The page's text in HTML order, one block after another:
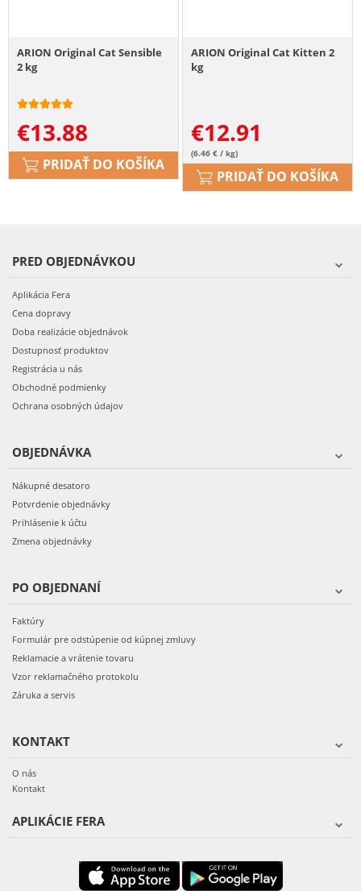
ARION Original Cat Sensible
2 kg
€13.88
PRIDAŤ DO KOŠÍKA
ARION Original Cat Kitten 2
kg
€12.91
(6.46 € / kg)
PRIDAŤ DO KOŠÍKA
PRED OBJEDNÁVKOU
Aplikácia Fera
Cena dopravy
Doba realizácie objednávok
Dostupnosť produktov
Registrácia u nás
Obchodné podmienky
Ochrana osobných údajov
OBJEDNÁVKA
Nákupné desatoro
Potvrdenie objednávky
Prihlásenie k účtu
Zmena objednávky
PO OBJEDNANÍ
Faktúry
Formulár pre odstúpenie od kúpnej zmluvy
Reklamacie a vrátenie tovaru
Vzor reklamačného protokolu
Záruka a servis
KONTAKT
O nás
Kontakt
APLIKÁCIE FERA